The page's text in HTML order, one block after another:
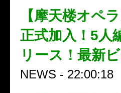
【摩天楼オペ
正式加入！5人
リース！最新
NEWS - 22:00:18